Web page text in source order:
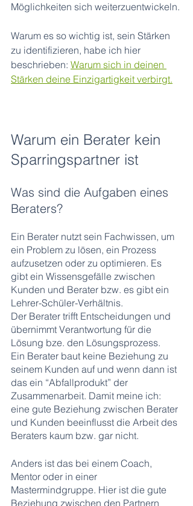
Möglichkeiten sich weiterzuentwickeln.
Warum es so wichtig ist, sein Stärken
zu identifizieren, habe ich hier
beschrieben: Warum sich in deinen
Stärken deine Einzigartigkeit verbirgt.
Warum ein Berater kein
Sparringspartner ist
Was sind die Aufgaben eines
Beraters?
Ein Berater nutzt sein Fachwissen, um
ein Problem zu lösen, ein Prozess
aufzusetzen oder zu optimieren. Es
gibt ein Wissensgefälle zwischen
Kunden und Berater bzw. es gibt ein
Lehrer-Schüler-Verhältnis.
Der Berater trifft Entscheidungen und
übernimmt Verantwortung für die
Lösung bze. den Lösungsprozess.
Ein Berater baut keine Beziehung zu
seinem Kunden auf und wenn dann ist
das ein “Abfallprodukt” der
Zusammenarbeit. Damit meine ich:
eine gute Beziehung zwischen Berater
und Kunden beeinflusst die Arbeit des
Beraters kaum bzw. gar nicht.
Anders ist das bei einem Coach,
Mentor oder in einer
Mastermindgruppe. Hier ist die gute
Beziehung zwischen den Partnern